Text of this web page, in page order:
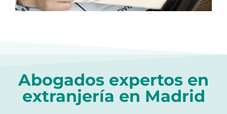
Abogados expertos en
extranjería en Madrid